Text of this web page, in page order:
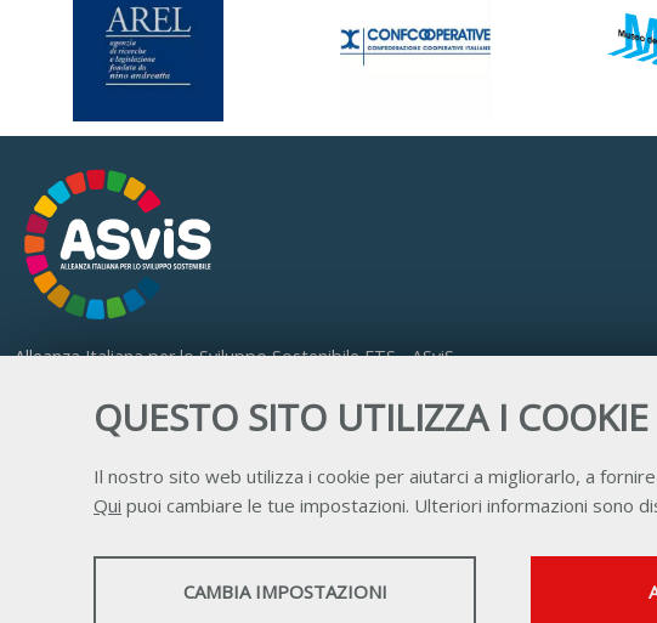
QUESTO SITO UTILIZZA I COOKIE
Il nostro sito web utilizza i cookie per aiutarci a migliorarlo, a
Qui puoi cambiare le tue impostazioni. Ulteriori informazioni sono
STATISTICHE
CAMBIA IMPOSTAZIONI
Alleanza Italiana per lo Sviluppo Sostenibile ETS - ASviS
C.F. 97893090585 P.IVA 14610671001